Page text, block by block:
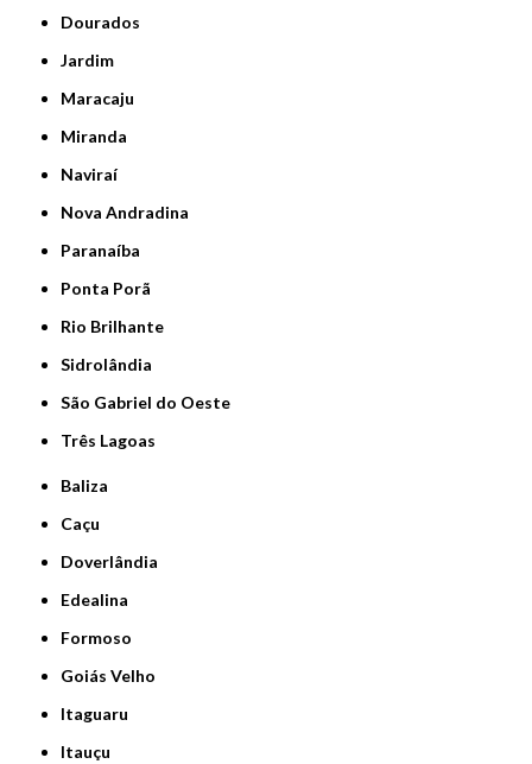
Dourados
Jardim
Maracaju
Miranda
Naviraí
Nova Andradina
Paranaíba
Ponta Porã
Rio Brilhante
Sidrolândia
São Gabriel do Oeste
Três Lagoas
Baliza
Caçu
Doverlândia
Edealina
Formoso
Goiás Velho
Itaguaru
Itauçu